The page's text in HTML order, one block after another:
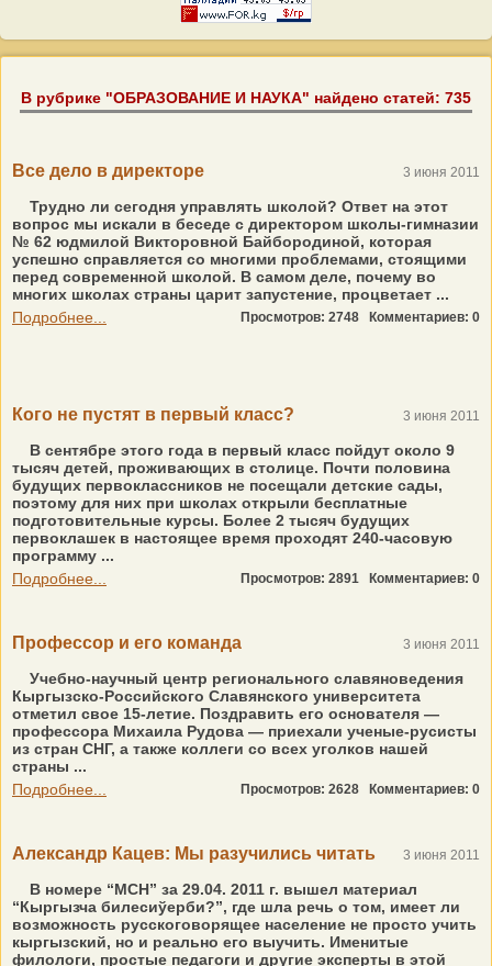
В рубрике "ОБРАЗОВАНИЕ И НАУКА" найдено статей: 735
Все дело в директоре 3 июня 2011
Трудно ли сегодня управлять школой? Ответ на этот
вопрос мы искали в беседе с директором школы-гимназии
№ 62 юдмилой Викторовной Байбородиной, которая
успешно справляется со многими проблемами, стоящими
перед современной школой. В самом деле, почему во
многих школах страны царит запустение, процветает ...
Подробнее...
Просмотров: 2748 Комментариев: 0
Кого не пустят в первый класс? 3 июня 2011
В сентябре этого года в первый класс пойдут около 9
тысяч детей, проживающих в столице. Почти половина
будущих первоклассников не посещали детские сады,
поэтому для них при школах открыли бесплатные
подготовительные курсы. Более 2 тысяч будущих
первоклашек в настоящее время проходят 240-часовую
программу ...
Подробнее...
Просмотров: 2891 Комментариев: 0
Профессор и его команда 3 июня 2011
Учебно-научный центр регионального славяноведения
Кыргызско-Российского Славянского университета
отметил свое 15-летие. Поздравить его основателя —
профессора Михаила Рудова — приехали ученые-русисты
из стран СНГ, а также коллеги со всех уголков нашей
страны ...
Подробнее...
Просмотров: 2628 Комментариев: 0
Александр Кацев: Мы разучились читать 3 июня 2011
В номере “МСН” за 29.04. 2011 г. вышел материал
“Кыргызча билесиўерби?”, где шла речь о том, имеет ли
возможность русскоговорящее население не просто учить
кыргызский, но и реально его выучить. Именитые
филологи, простые педагоги и другие эксперты в этой